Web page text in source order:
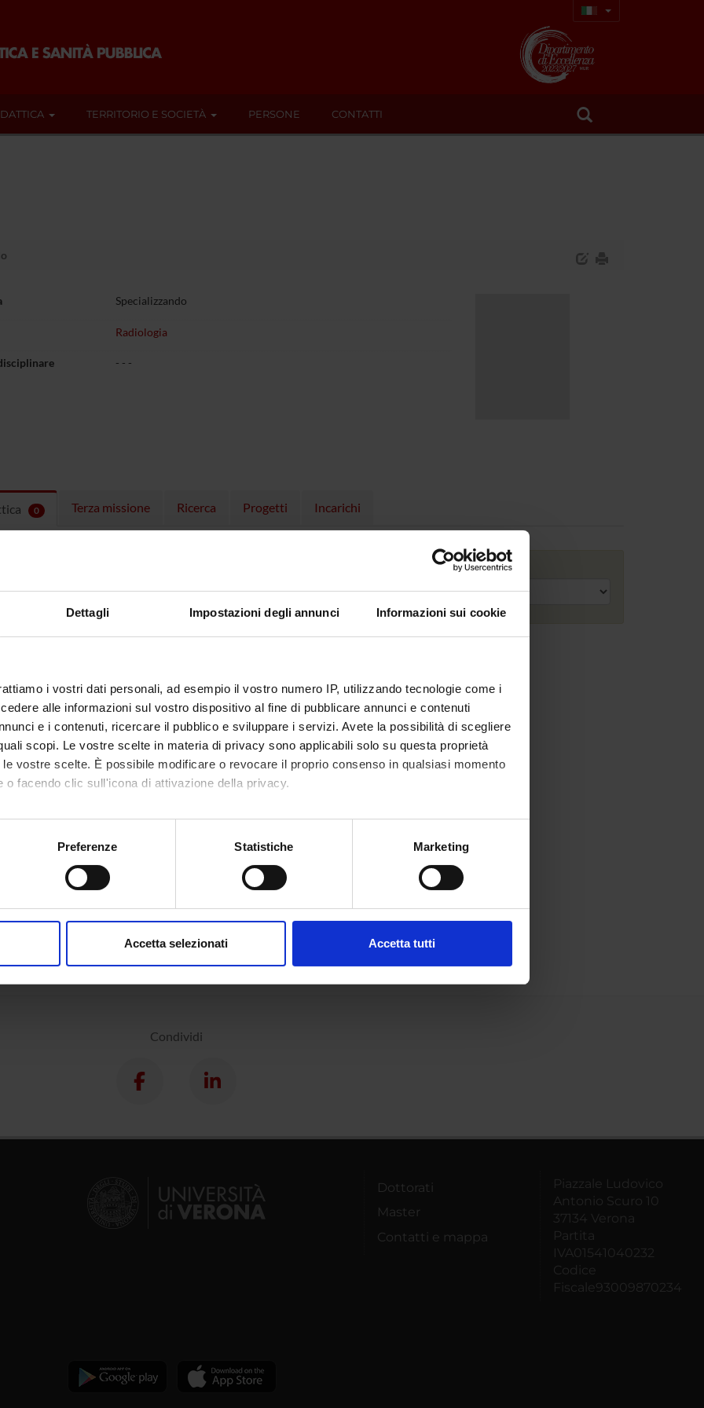
Dettagli Impostazioni degli annunci Informazioni sui cookie
i vostri dati personali, ad esempio il vostro numero IP, utilizzando tecnologie come i
alle informazioni sul vostro dispositivo al fine di pubblicare annunci e contenuti
e i contenuti, ricercare il pubblico e sviluppare i servizi. Avete la possibilità di scegliere
scopi. Le vostre scelte in materia di privacy sono applicabili solo su questa proprietà
vostre scelte. È possibile modificare o revocare il proprio consenso in qualsiasi momento
o facendo clic sull'icona di attivazione della privacy.
anche:
sulla tua posizione geografica, con un'approssimazione di qualche metro,
in qualsiasi momento dalla Dichiarazione sui cookie.
Preferenze Statistiche Marketing
Accetta selezionati Accetta tutti
TERRITORIO E SOCIETÀ PERSONE CONTATTI
Specializzando
Radiologia
- - -
0 Terza missione Ricerca Progetti Incarichi
attivi nel periodo selezionato:0.
per vedere orari e dettagli del corso.
Anno accademico
Condividi
Dottorati
Master
Contatti e mappa
Piazzale Ludovico
Antonio Scuro 10
37134 Verona
Partita
IVA01541040232
Codice
Fiscale93009870234